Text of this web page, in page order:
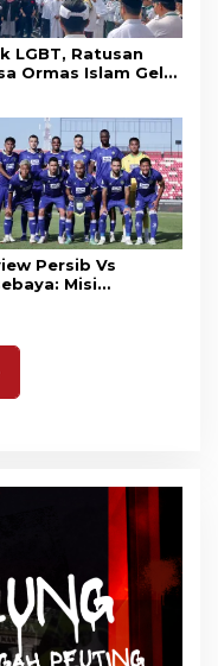
LGBT, Ratusan
Ormas Islam Gelar
Persib Vs
Misi